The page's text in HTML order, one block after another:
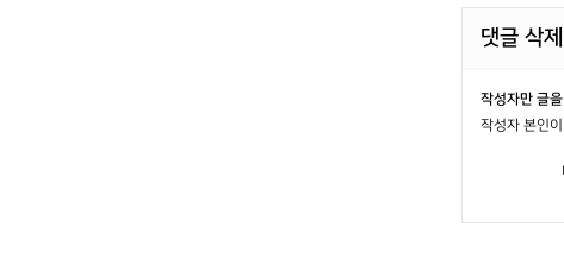
댓글 삭제
작성자만 글
작성자 본인